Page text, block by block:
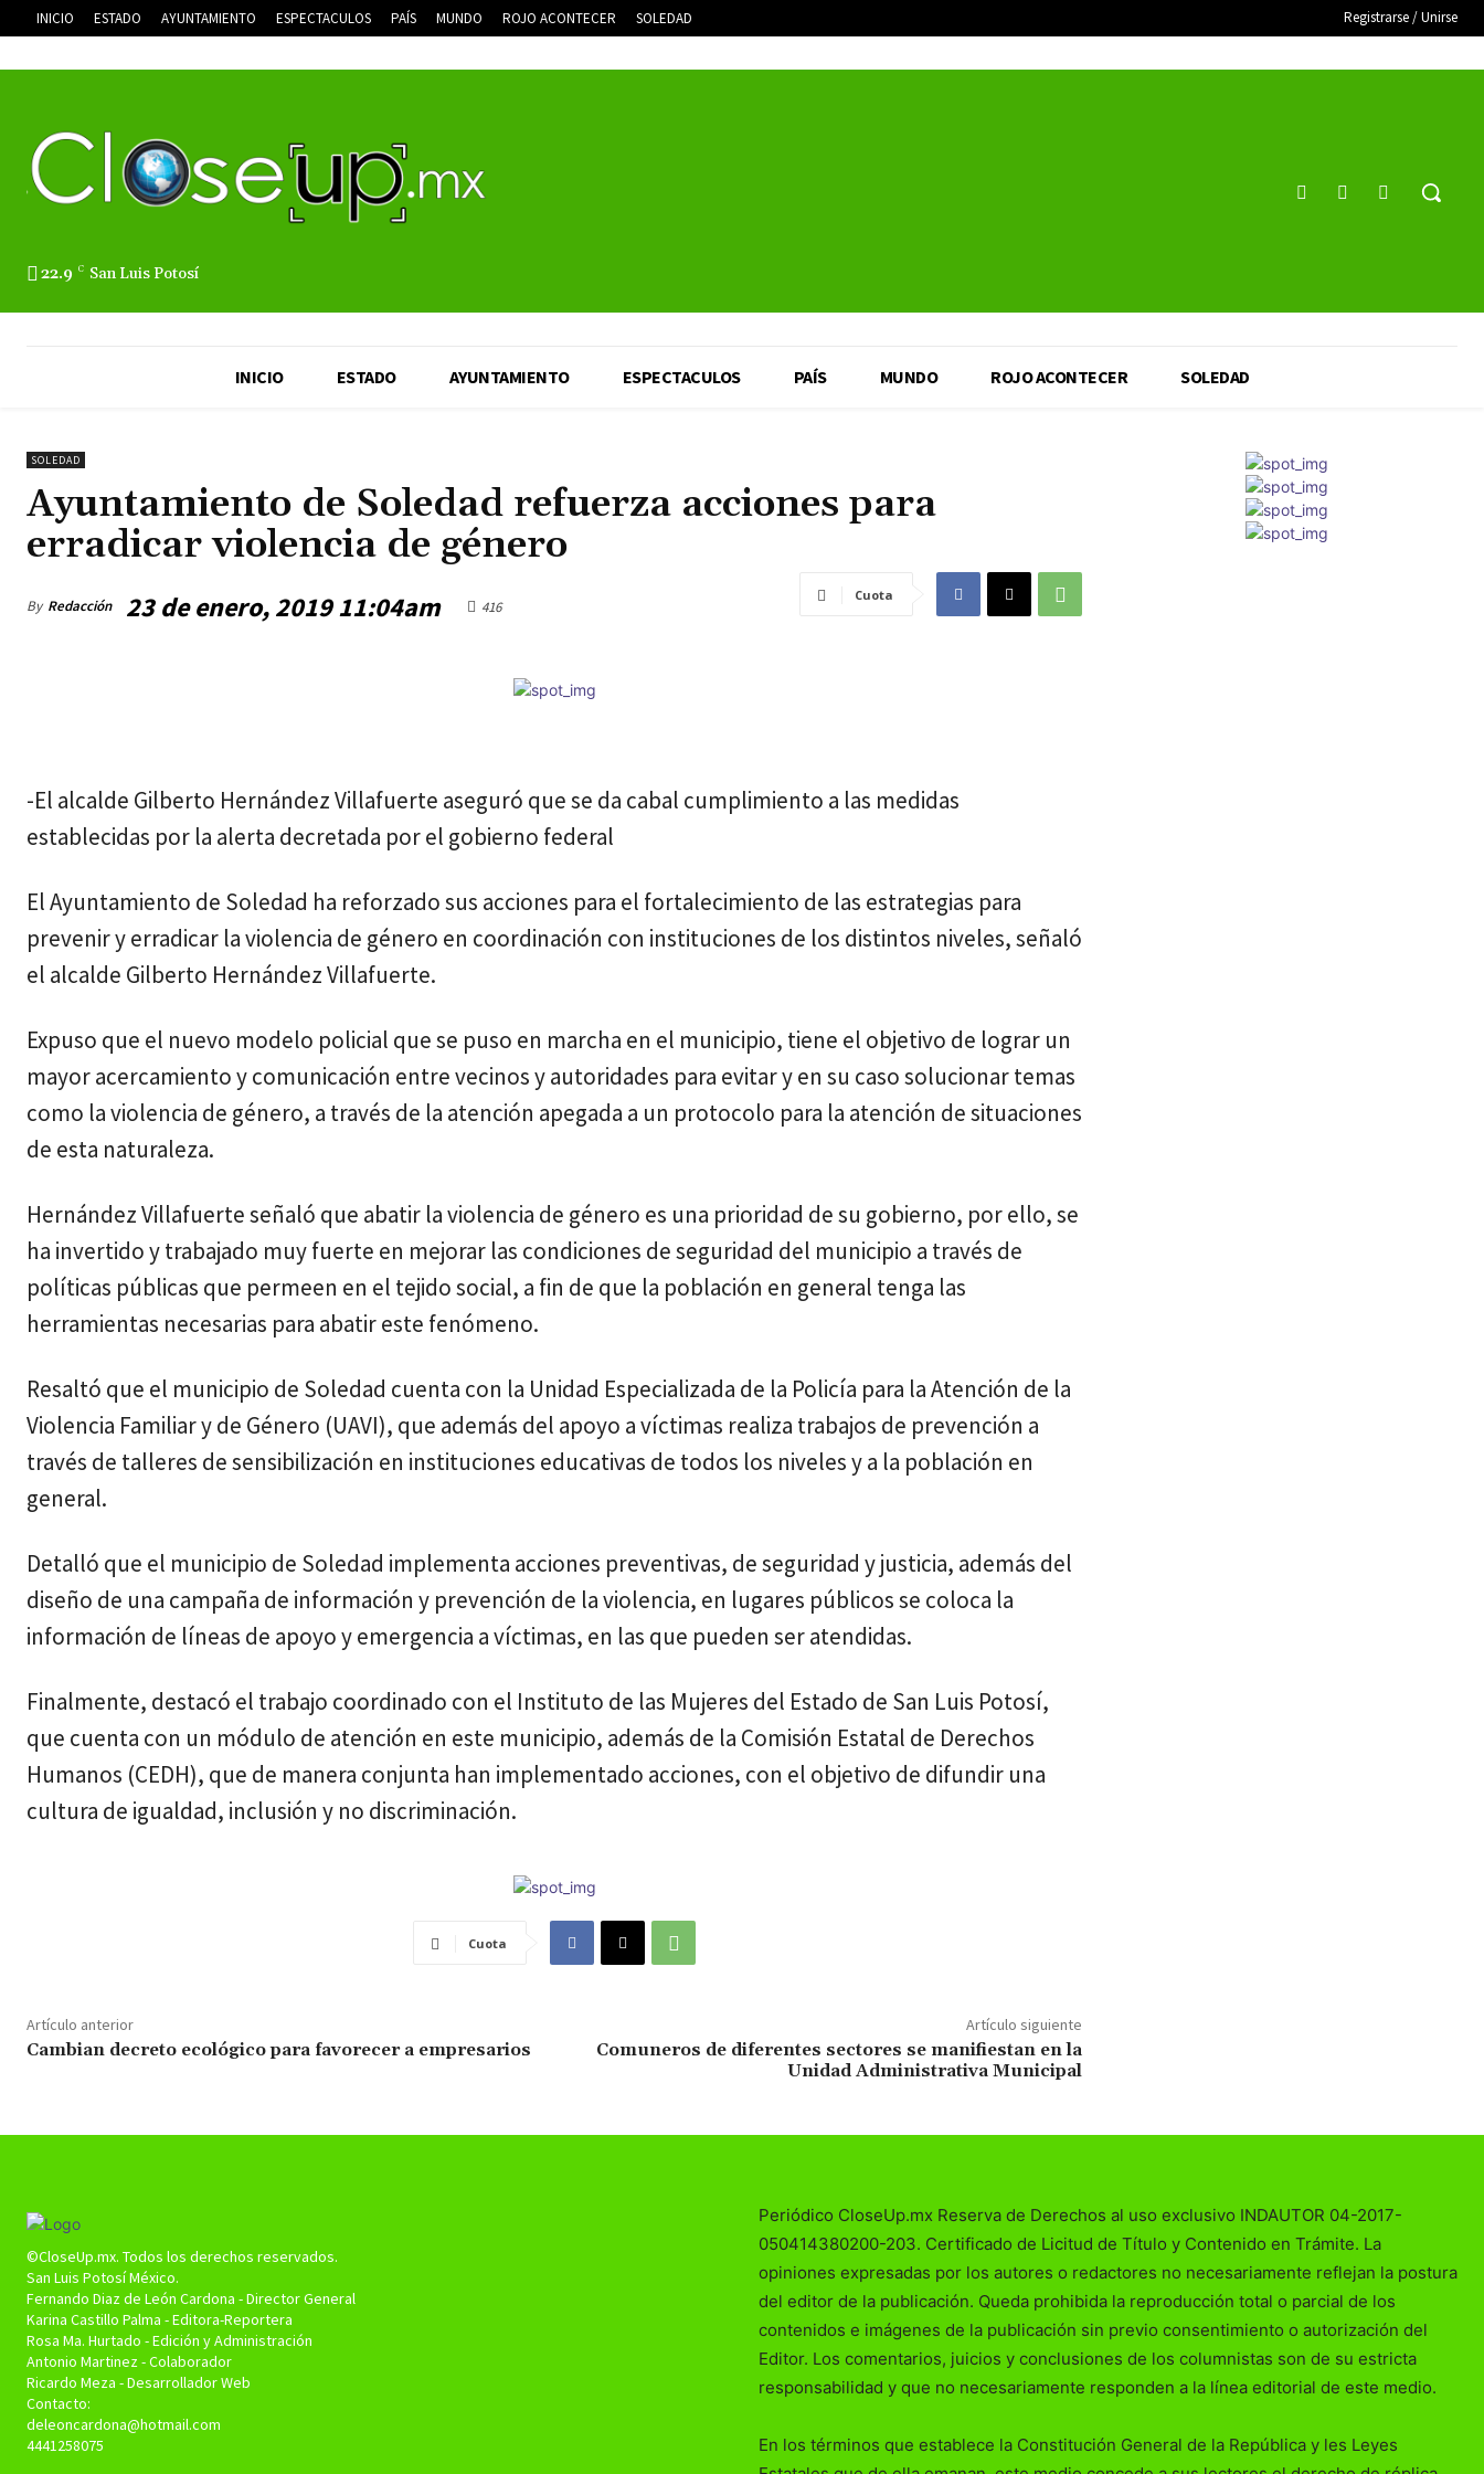
INICIO ESTADO AYUNTAMIENTO ESPECTACULOS PAÍS MUNDO ROJO ACONTECER SOLEDAD Registrarse / Unirse
22.9 C San Luis Potosí
INICIO ESTADO AYUNTAMIENTO ESPECTACULOS PAÍS MUNDO ROJO ACONTECER SOLEDAD
SOLEDAD
Ayuntamiento de Soledad refuerza acciones para
erradicar violencia de género
By Redacción 23 de enero, 2019 11:04am 416
Cuota
-El alcalde Gilberto Hernández Villafuerte aseguró que se da cabal cumplimiento a las medidas
establecidas por la alerta decretada por el gobierno federal
El Ayuntamiento de Soledad ha reforzado sus acciones para el fortalecimiento de las estrategias para
prevenir y erradicar la violencia de género en coordinación con instituciones de los distintos niveles, señaló
el alcalde Gilberto Hernández Villafuerte.
Expuso que el nuevo modelo policial que se puso en marcha en el municipio, tiene el objetivo de lograr un
mayor acercamiento y comunicación entre vecinos y autoridades para evitar y en su caso solucionar temas
como la violencia de género, a través de la atención apegada a un protocolo para la atención de situaciones
de esta naturaleza.
Hernández Villafuerte señaló que abatir la violencia de género es una prioridad de su gobierno, por ello, se
ha invertido y trabajado muy fuerte en mejorar las condiciones de seguridad del municipio a través de
políticas públicas que permeen en el tejido social, a fin de que la población en general tenga las
herramientas necesarias para abatir este fenómeno.
Resaltó que el municipio de Soledad cuenta con la Unidad Especializada de la Policía para la Atención de la
Violencia Familiar y de Género (UAVI), que además del apoyo a víctimas realiza trabajos de prevención a
través de talleres de sensibilización en instituciones educativas de todos los niveles y a la población en
general.
Detalló que el municipio de Soledad implementa acciones preventivas, de seguridad y justicia, además del
diseño de una campaña de información y prevención de la violencia, en lugares públicos se coloca la
información de líneas de apoyo y emergencia a víctimas, en las que pueden ser atendidas.
Finalmente, destacó el trabajo coordinado con el Instituto de las Mujeres del Estado de San Luis Potosí,
que cuenta con un módulo de atención en este municipio, además de la Comisión Estatal de Derechos
Humanos (CEDH), que de manera conjunta han implementado acciones, con el objetivo de difundir una
cultura de igualdad, inclusión y no discriminación.
Cuota
Artículo anterior
Cambian decreto ecológico para favorecer a empresarios
Artículo siguiente
Comuneros de diferentes sectores se manifiestan en la
Unidad Administrativa Municipal
©CloseUp.mx. Todos los derechos reservados.
San Luis Potosí México.
Fernando Diaz de León Cardona - Director General
Karina Castillo Palma - Editora-Reportera
Rosa Ma. Hurtado - Edición y Administración
Antonio Martinez - Colaborador
Ricardo Meza - Desarrollador Web
Contacto:
deleoncardona@hotmail.com
4441258075
Periódico CloseUp.mx Reserva de Derechos al uso exclusivo INDAUTOR 04-2017-
050414380200-203. Certificado de Licitud de Título y Contenido en Trámite. La
opiniones expresadas por los autores o redactores no necesariamente reflejan la postura
del editor de la publicación. Queda prohibida la reproducción total o parcial de los
contenidos e imágenes de la publicación sin previo consentimiento o autorización del
Editor. Los comentarios, juicios y conclusiones de los columnistas son de su estricta
responsabilidad y que no necesariamente responden a la línea editorial de este medio.
En los términos que establece la Constitución General de la República y les Leyes